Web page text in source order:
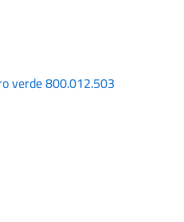
verde 800.012.503